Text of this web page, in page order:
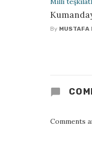
By MUSTAFA
Comments